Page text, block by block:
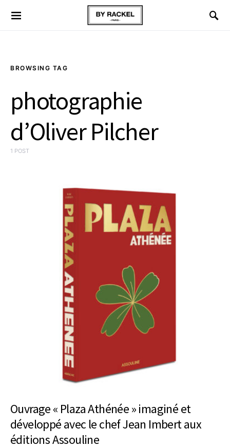
BROWSING TAG
photographie
d’Oliver Pilcher
1 POST
Ouvrage « Plaza Athénée » imaginé et
développé avec le chef Jean Imbert aux
éditions Assouline